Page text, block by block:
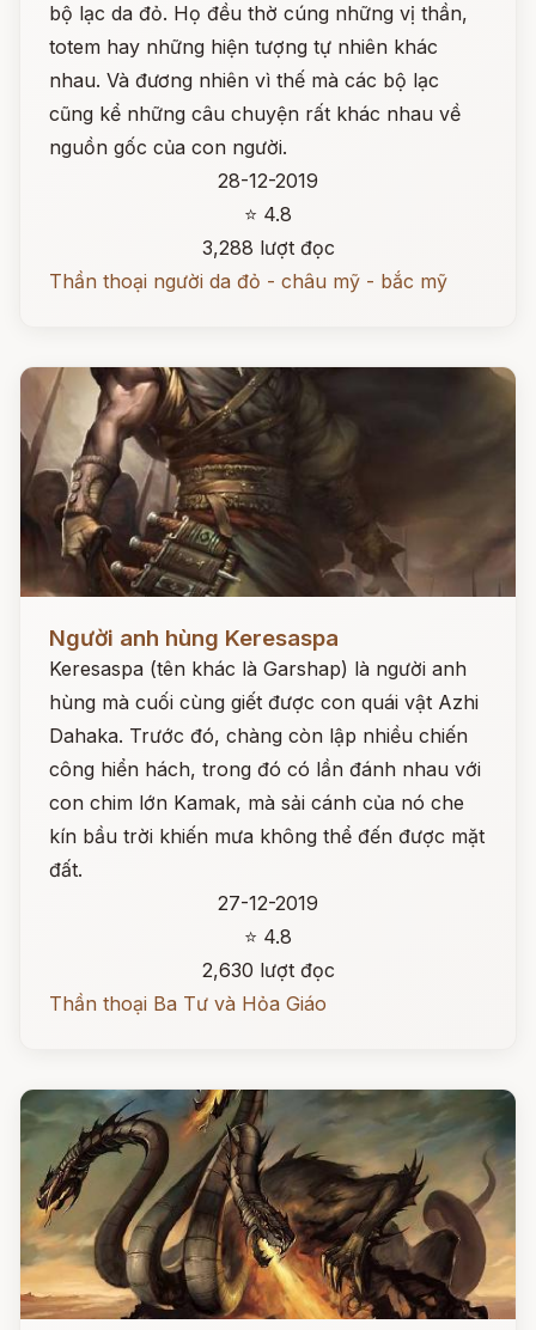
bộ lạc da đỏ. Họ đều thờ cúng những vị thần,
totem hay những hiện tượng tự nhiên khác
nhau. Và đương nhiên vì thế mà các bộ lạc
cũng kể những câu chuyện rất khác nhau về
nguồn gốc của con người.
28-12-2019
⭐ 4.8
3,288 lượt đọc
Thần thoại người da đỏ - châu mỹ - bắc mỹ
Người anh hùng Keresaspa
Keresaspa (tên khác là Garshap) là người anh
hùng mà cuối cùng giết được con quái vật Azhi
Dahaka. Trước đó, chàng còn lập nhiều chiến
công hiển hách, trong đó có lần đánh nhau với
con chim lớn Kamak, mà sải cánh của nó che
kín bầu trời khiến mưa không thể đến được mặt
đất.
27-12-2019
⭐ 4.8
2,630 lượt đọc
Thần thoại Ba Tư và Hỏa Giáo